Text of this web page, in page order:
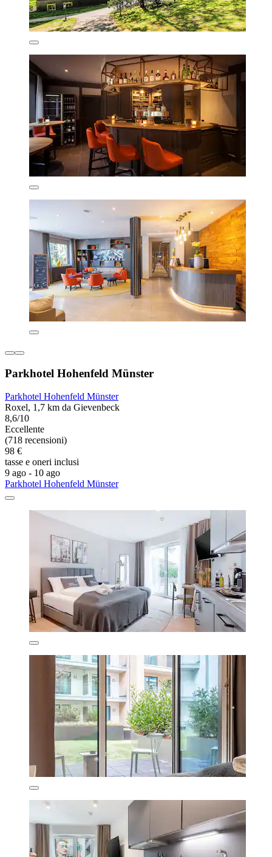
Parkhotel Hohenfeld Münster
Parkhotel Hohenfeld Münster
Roxel, 1,7 km da Gievenbeck
8,6/10
Eccellente
(718 recensioni)
98 €
tasse e oneri inclusi
9 ago - 10 ago
Parkhotel Hohenfeld Münster